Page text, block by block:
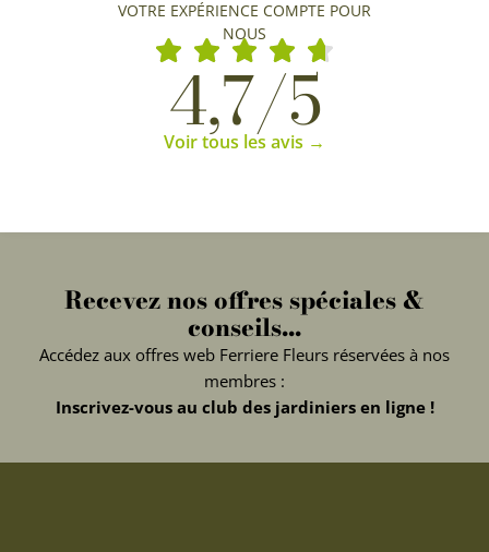
VOTRE EXPÉRIENCE COMPTE POUR
NOUS
4,7/5
Voir tous les avis →
Recevez nos offres spéciales &
conseils...
Accédez aux offres web Ferriere Fleurs réservées à nos
membres :
Inscrivez-vous au club des jardiniers en ligne !